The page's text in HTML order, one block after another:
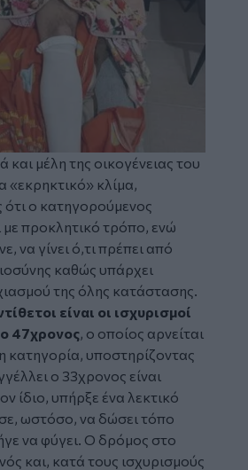
μέλη της οικογένειας του
«εκρηκτικό» κλίμα,
ότι ο κατηγορούμενος
με προκλητικό τρόπο, ενώ
να γίνει ό,τι πρέπει από
καθώς υπάρχει
της όλης κατάστασης.
είναι οι ισχυρισμοί
47χρονος , ο οποίος αρνείται
κατηγορία, υποστηρίζοντας
ο 33χρονος είναι
ίδιο, υπήρξε ένα λεκτικό
ωστόσο, να δώσει τόπο
να φύγει. Ο δρόμος στο
και, κατά τους ισχυρισμούς